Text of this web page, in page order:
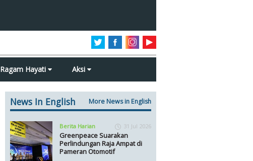
Ragam Hayati Aksi
News In English More News in English
Berita Harian 31 Jul 2026
Greenpeace Suarakan
Perlindungan Raja Ampat di
Pameran Otomotif